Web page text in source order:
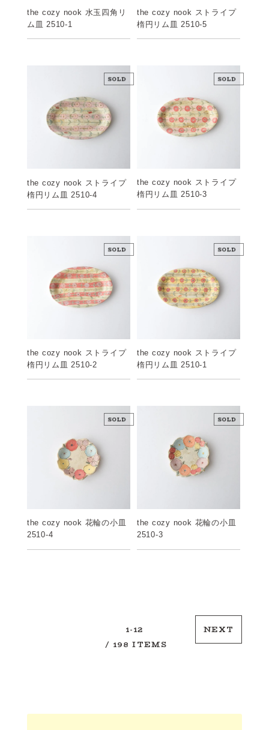
the cozy nook 水玉四角リ
ム皿 2510-1
the cozy nook ストライプ
楕円リム皿 2510-5
the cozy nook ストライプ
楕円リム皿 2510-4
the cozy nook ストライプ
楕円リム皿 2510-3
the cozy nook ストライプ
楕円リム皿 2510-2
the cozy nook ストライプ
楕円リム皿 2510-1
the cozy nook 花輪の小皿
2510-4
the cozy nook 花輪の小皿
2510-3
1-12
/ 198 ITEMS
NEXT